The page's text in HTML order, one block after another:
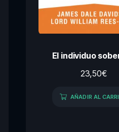
El individuo
23,50€
AÑADIR AL